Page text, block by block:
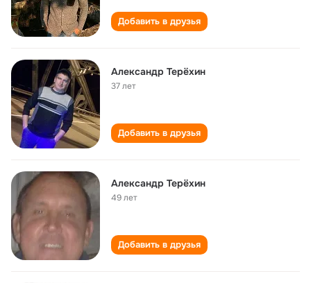
Добавить в друзья
Александр Терёхин
37 лет
Добавить в друзья
Александр Терёхин
49 лет
Добавить в друзья